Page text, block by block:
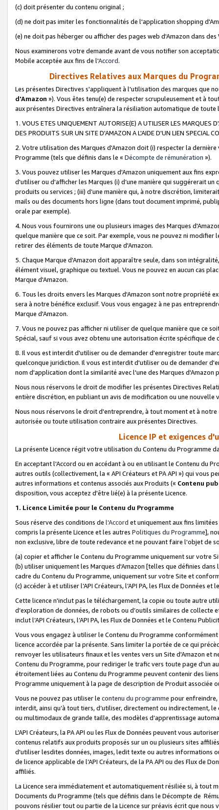
(c) doit présenter du contenu original ;
(d) ne doit pas imiter les fonctionnalités de l'application shopping
(e) ne doit pas héberger ou afficher des pages web d'Amazon dans
Nous examinerons votre demande avant de vous notifier son
Mobile acceptée aux fins de l'Accord.
Directives Relatives aux Marques du
Les présentes Directives s'appliquent à l'utilisation des marques que
d'Amazon »). Vous êtes tenu(e) de respecter scrupuleusement et à
aux présentes Directives entraînera la résiliation automatique de
1. VOUS ETES UNIQUEMENT AUTORISE(E) A UTILISER LES MARQUES
DES PRODUITS SUR UN SITE D'AMAZON A L'AIDE D'UN LIEN SPECIAL
2. Votre utilisation des Marques d'Amazon doit (i) respecter la
Programme (tels que définis dans le « Décompte de rémunération »).
3. Vous pouvez utiliser les Marques d'Amazon uniquement aux fins
d'utiliser ou d'afficher les Marques (i) d’une manière qui suggérerait
produits ou services ; (iii) d’une manière qui, à notre discrétion,
mails ou des documents hors ligne (dans tout document imprimé,
orale par exemple).
4. Nous vous fournirons une ou plusieurs images des Marques
quelque manière que ce soit. Par exemple, vous ne pouvez ni
retirer des éléments de toute Marque d'Amazon.
5. Chaque Marque d'Amazon doit apparaître seule, dans son
élément visuel, graphique ou textuel. Vous ne pouvez en aucun cas
Marque d'Amazon.
6. Tous les droits envers les Marques d'Amazon sont notre propriété
sera à notre bénéfice exclusif. Vous vous engagez à ne pas
Marque d'Amazon.
7. Vous ne pouvez pas afficher ni utiliser de quelque manière que ce
Spécial, sauf si vous avez obtenu une autorisation écrite spécifique de
8. Il vous est interdit d'utiliser ou de demander d'enregistrer toute
quelconque juridiction. Il vous est interdit d'utiliser ou de demander
nom d'application dont la similarité avec l'une des Marques
Nous nous réservons le droit de modifier les présentes Directives
entière discrétion, en publiant un avis de modification ou une nouvelle
Nous nous réservons le droit d'entreprendre, à tout moment et à
autorisée ou toute utilisation contraire aux présentes Directives.
Licence IP et exigences
La présente Licence régit votre utilisation du Contenu du Programme
En acceptant l'Accord ou en accédant à ou en utilisant le Contenu du
autres outils (collectivement, la « API Créateurs et PA API ») qui vous
autres informations et contenus associés aux Produits (« Contenu
disposition, vous acceptez d'être lié(e) à la présente Licence.
1. Licence Limitée pour le Contenu du Programme
Sous réserve des conditions de l'Accord et uniquement aux fins
compris la présente Licence et les autres Politiques du Programme],
non exclusive, libre de toute redevance et ne pouvant faire l'objet de
(a) copier et afficher le Contenu du Programme uniquement sur votre
(b) utiliser uniquement les Marques d'Amazon [telles que définies dans
cadre du Contenu du Programme, uniquement sur votre Site et
(c) accéder à et utiliser l’API Créateurs, l’API PA, les Flux de Données
Cette licence n'inclut pas le téléchargement, la copie ou toute autre
d’exploration de données, de robots ou d’outils similaires de
inclut l’API Créateurs, l’API PA, les Flux de Données et le Contenu
Vous vous engagez à utiliser le Contenu du Programme
licence accordée par la présente. Sans limiter la portée de ce qui
renvoyer les utilisateurs finaux et les ventes vers un Site d'Amazon et
Contenu du Programme, pour rediriger le trafic vers toute page d'un
étroitement liées au Contenu du Programme peuvent contenir des
Programme uniquement à la page de description de Produit associée
Vous ne pouvez pas utiliser le contenu du programme pour
interdit, ainsi qu’à tout tiers, d’utiliser, directement ou indirectement,
ou multimodaux de grande taille, des modèles d’apprentissage
L’API Créateurs, la PA API ou les Flux de Données peuvent vous
contenus relatifs aux produits proposés sur un ou plusieurs sites
d'utiliser lesdites données, images, ledit texte ou autres informations
de licence applicable de l’API Créateurs, de la PA API ou des Flux de
affiliés.
La Licence sera immédiatement et automatiquement résiliée si, à
Documents du Programme (tels que définis dans le Décompte de
pouvons résilier tout ou partie de la Licence sur préavis écrit que